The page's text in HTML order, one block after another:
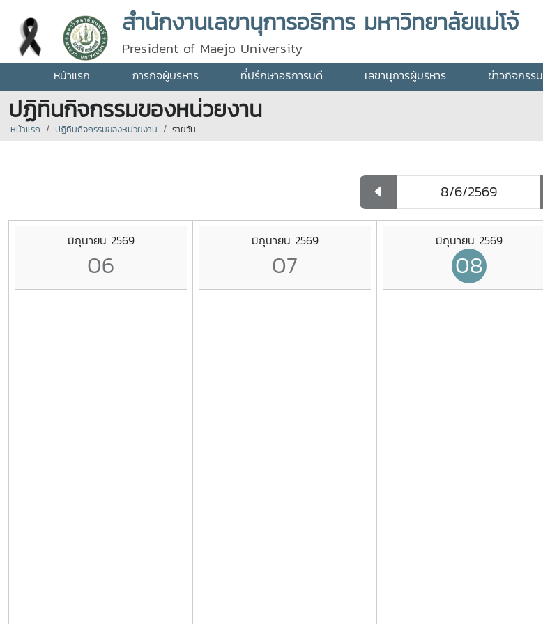
สำนักงานเลขานุการอธิการ มหาวิทยาลัยแม่โจ้
President of Maejo University
หน้าแรก ภารกิจผู้บริหาร ที่ปรึกษาอธิการบดี เลขานุการผู้บริหาร ข่าวกิจกรรม
ปฏิทินกิจกรรมของหน่วยงาน
หน้าแรก ปฏิทินกิจกรรมของหน่วยงาน รายวัน
มิถุนายน 2569
06
มิถุนายน 2569
07
มิถุนายน 2569
08